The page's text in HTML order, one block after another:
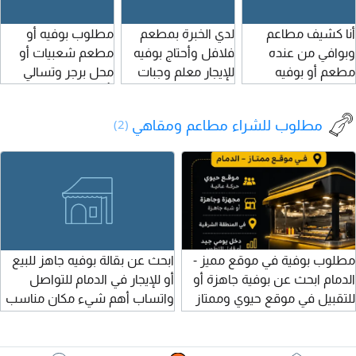
أنا كشيف مطاعم
وبوافي من عنده
مطعم أو بوفيه
للإيجار يتواصل معي
على هذا الرقم أو
يراسلني رقم
لدي الخبرة بمطعم
فلافل وأحتاج بوفيه
للإيجار معلم وجبات
شاميه متكامله تكون
الطائف جدة المدينة
تكون في موقع ممتاز
أو راتب متميز وعندي
عدد من المعلمين
مطلوب بوفيه أو
مطعم شعبيات أو
محل برجر وتسالي
بأدواتها للإيجار أو
مطلوب للشراء مطاعم ومقاهي (2)
مطلوب بوفية في موقع مميز -
الدمام ابحث عن بوفية جاهزة أو
للتقبيل في موقع حيوي وممتاز
داخل الدمام يفضل تكون موقع
ابحث عن بقالة بوفيه جاهز للبيع
أو للإيجار في الدمام للتواصل
واتساب أهم شيء مكان مناسب